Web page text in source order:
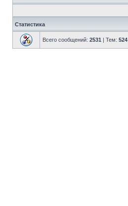
Статистика
Всего сообщений: 2531 | Тем: 524